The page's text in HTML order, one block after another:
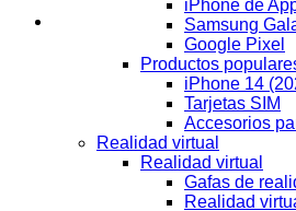
iPhone de
Samsung
Google Pixel
Productos
iPhone 14
Tarjetas SIM
Accesorios
Realidad virtual
Realidad virtual
Gafas de
Realidad